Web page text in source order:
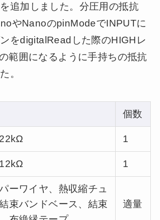
追加しました。分圧用の抵抗
やNanoのpinModeでINPUTに
をdigitalReadした際のHIGHレ
範囲になるように手持ちの抵抗
。
個数
1
1
ーワイヤ、熱収縮チュ
束バンドベース、結束
適量